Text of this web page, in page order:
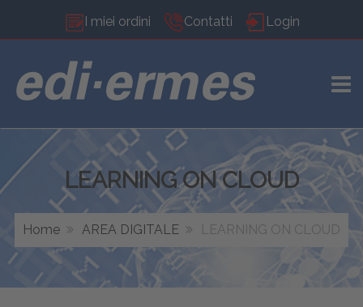
I miei ordini Contatti Login
LEARNING ON CLOUD
Home AREA DIGITALE LEARNING ON CLOUD